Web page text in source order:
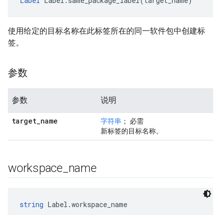
使用给定的目标名称在此标签所在的同一软件包中创建标
签。
参数
参数 说明
target_name 字符串 ； 必需
新标签的目标名称。
workspace name
string Label.workspace_name